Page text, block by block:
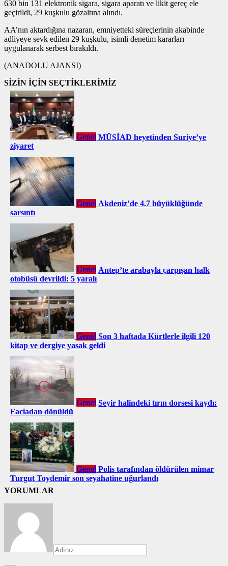
630 bin 131 elektronik sigara, sigara aparatı ve likit gereç ele
geçirildi, 29 kuşkulu gözaltına alındı.
AA’nın aktardığına nazaran, emniyetteki süreçlerinin akabinde
adliyeye sevk edilen 29 kuşkulu, isimli denetim kararları
uygulanarak serbest bırakıldı.
(ANADOLU AJANSI)
SİZİN İÇİN SEÇTİKLERİMİZ
Genel MÜSİAD heyetinden Suriye’ye
ziyaret
Genel Akdeniz’de 4.7 büyüklüğünde
sarsıntı
Genel Antep’te arabayla çarpışan halk
otobüsü devrildi: 5 yaralı
Genel Son 3 haftada Kürtlerle ilgili 120
kitap ve dergiye yasak geldi
Genel Seyir halindeki tırın dorsesi kaydı:
Faciadan dönüldü
Genel Polis tarafından öldürülen mimar
Turgut Toydemir son seyahatine uğurlandı
YORUMLAR